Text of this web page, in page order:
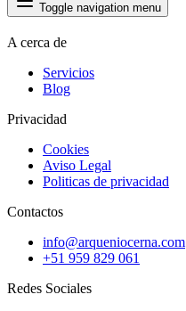
Toggle navigation menu
A cerca de
Servicios
Blog
Privacidad
Cookies
Aviso Legal
Politicas de privacidad
Contactos
info@arqueniocerna.com
+51 959 829 061
Redes Sociales